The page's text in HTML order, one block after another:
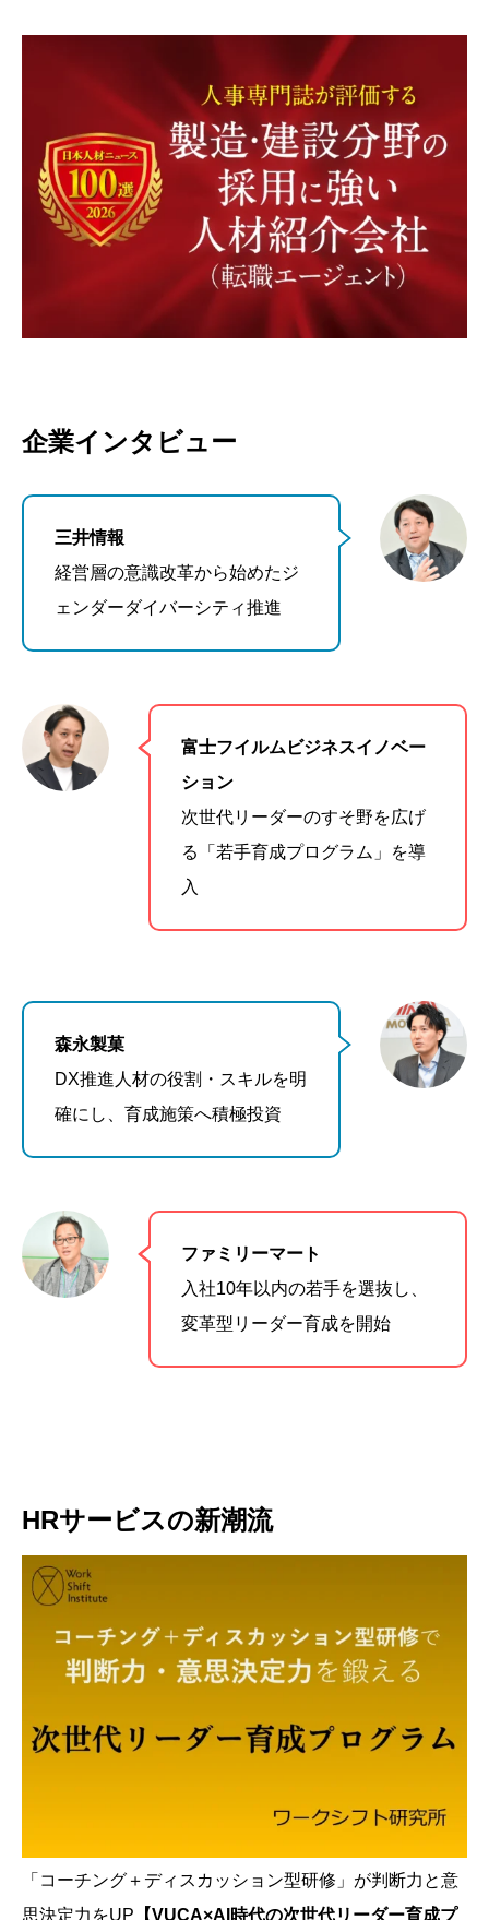
企業インタビュー
三井情報
経営層の意識改革から始めたジ
ェンダーダイバーシティ推進
富士フイルムビジネスイノベー
ション
次世代リーダーのすそ野を広げ
る「若手育成プログラム」を導
入
森永製菓
DX推進人材の役割・スキルを明
確にし、育成施策へ積極投資
ファミリーマート
入社10年以内の若手を選抜し、
変革型リーダー育成を開始
HRサービスの新潮流
「コーチング＋ディスカッション型研修」が判断力と意
思決定力をUP 【VUCA×AI時代の次世代リーダー育成プ